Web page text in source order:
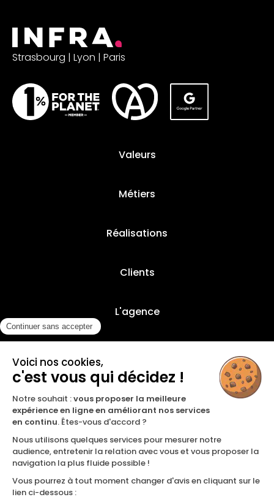
Strasbourg | Lyon | Paris
Valeurs
Métiers
Réalisations
Clients
L'agence
LINKEDIN YOUTUBE INSTAGRAM